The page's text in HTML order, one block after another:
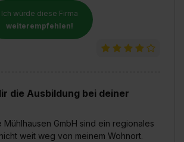
Ich würde diese Firma
weiterempfehlen!
die Ausbildung bei deiner
Mühlhausen GmbH sind ein regionales
weit weg von meinem Wohnort.